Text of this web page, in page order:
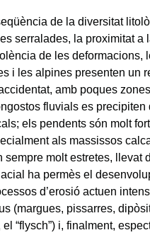
de la diversitat
serralades, la proximitat a
de les deformacions,
i les alpines presenten un
amb poques
fluvials es precipiten
els pendents són molt
als massissos
sempre molt estretes, llevat
ha permès el
d’erosió actuen
(margues, pissarres,
el “flysch”) i, finalment,